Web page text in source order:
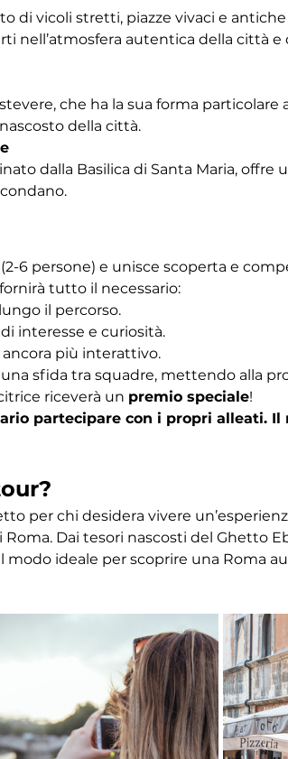
di vicoli stretti, piazze vivaci e
nell’atmosfera autentica della città e
che ha la sua forma particolare
della città.
dalla Basilica di Santa Maria, offre
6 persone) e unisce scoperta e
tutto il necessario:
il percorso.
interesse e curiosità.
più interattivo.
sfida tra squadre, mettendo alla
riceverà un premio speciale!
partecipare con i propri alleati.
per chi desidera vivere
Dai tesori nascosti del Ghetto
ideale per scoprire una Roma